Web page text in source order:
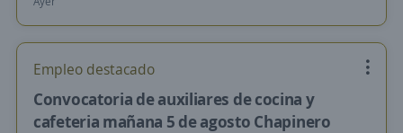
Empleo destacado
Convocatoria de auxiliares de cocina y
cafeteria mañana 5 de agosto Chapinero